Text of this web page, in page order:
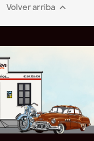
Volver arriba 